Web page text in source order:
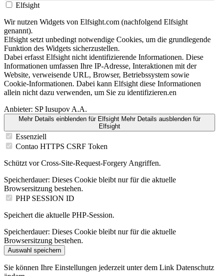
Elfsight
Wir nutzen Widgets von Elfsight.com (nachfolgend Elfsight
genannt).
Elfsight setzt unbedingt notwendige Cookies, um die grundlegende
Funktion des Widgets sicherzustellen.
Dabei erfasst Elfsight nicht identifizierende Informationen. Diese
Informationen umfassen Ihre IP-Adresse, Interaktionen mit der
Website, verweisende URL, Browser, Betriebssystem sowie
Cookie-Informationen. Dabei kann Elfsight diese Informationen
allein nicht dazu verwenden, um Sie zu identifizieren.en
Anbieter: SP Iusupov A.A.
Mehr Details einblenden für Elfsight Mehr Details ausblenden für
Elfsight
Essenziell
Contao HTTPS CSRF Token
Schützt vor Cross-Site-Request-Forgery Angriffen.
Speicherdauer: Dieses Cookie bleibt nur für die aktuelle
Browsersitzung bestehen.
PHP SESSION ID
Speichert die aktuelle PHP-Session.
Speicherdauer: Dieses Cookie bleibt nur für die aktuelle
Browsersitzung bestehen.
Auswahl speichern
Sie können Ihre Einstellungen jederzeit unter dem Link Datenschutz